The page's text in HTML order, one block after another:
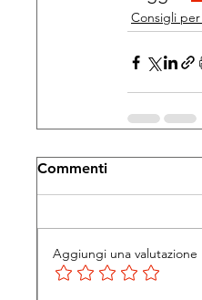
Consigli
Commenti
Aggiungi una valutazione